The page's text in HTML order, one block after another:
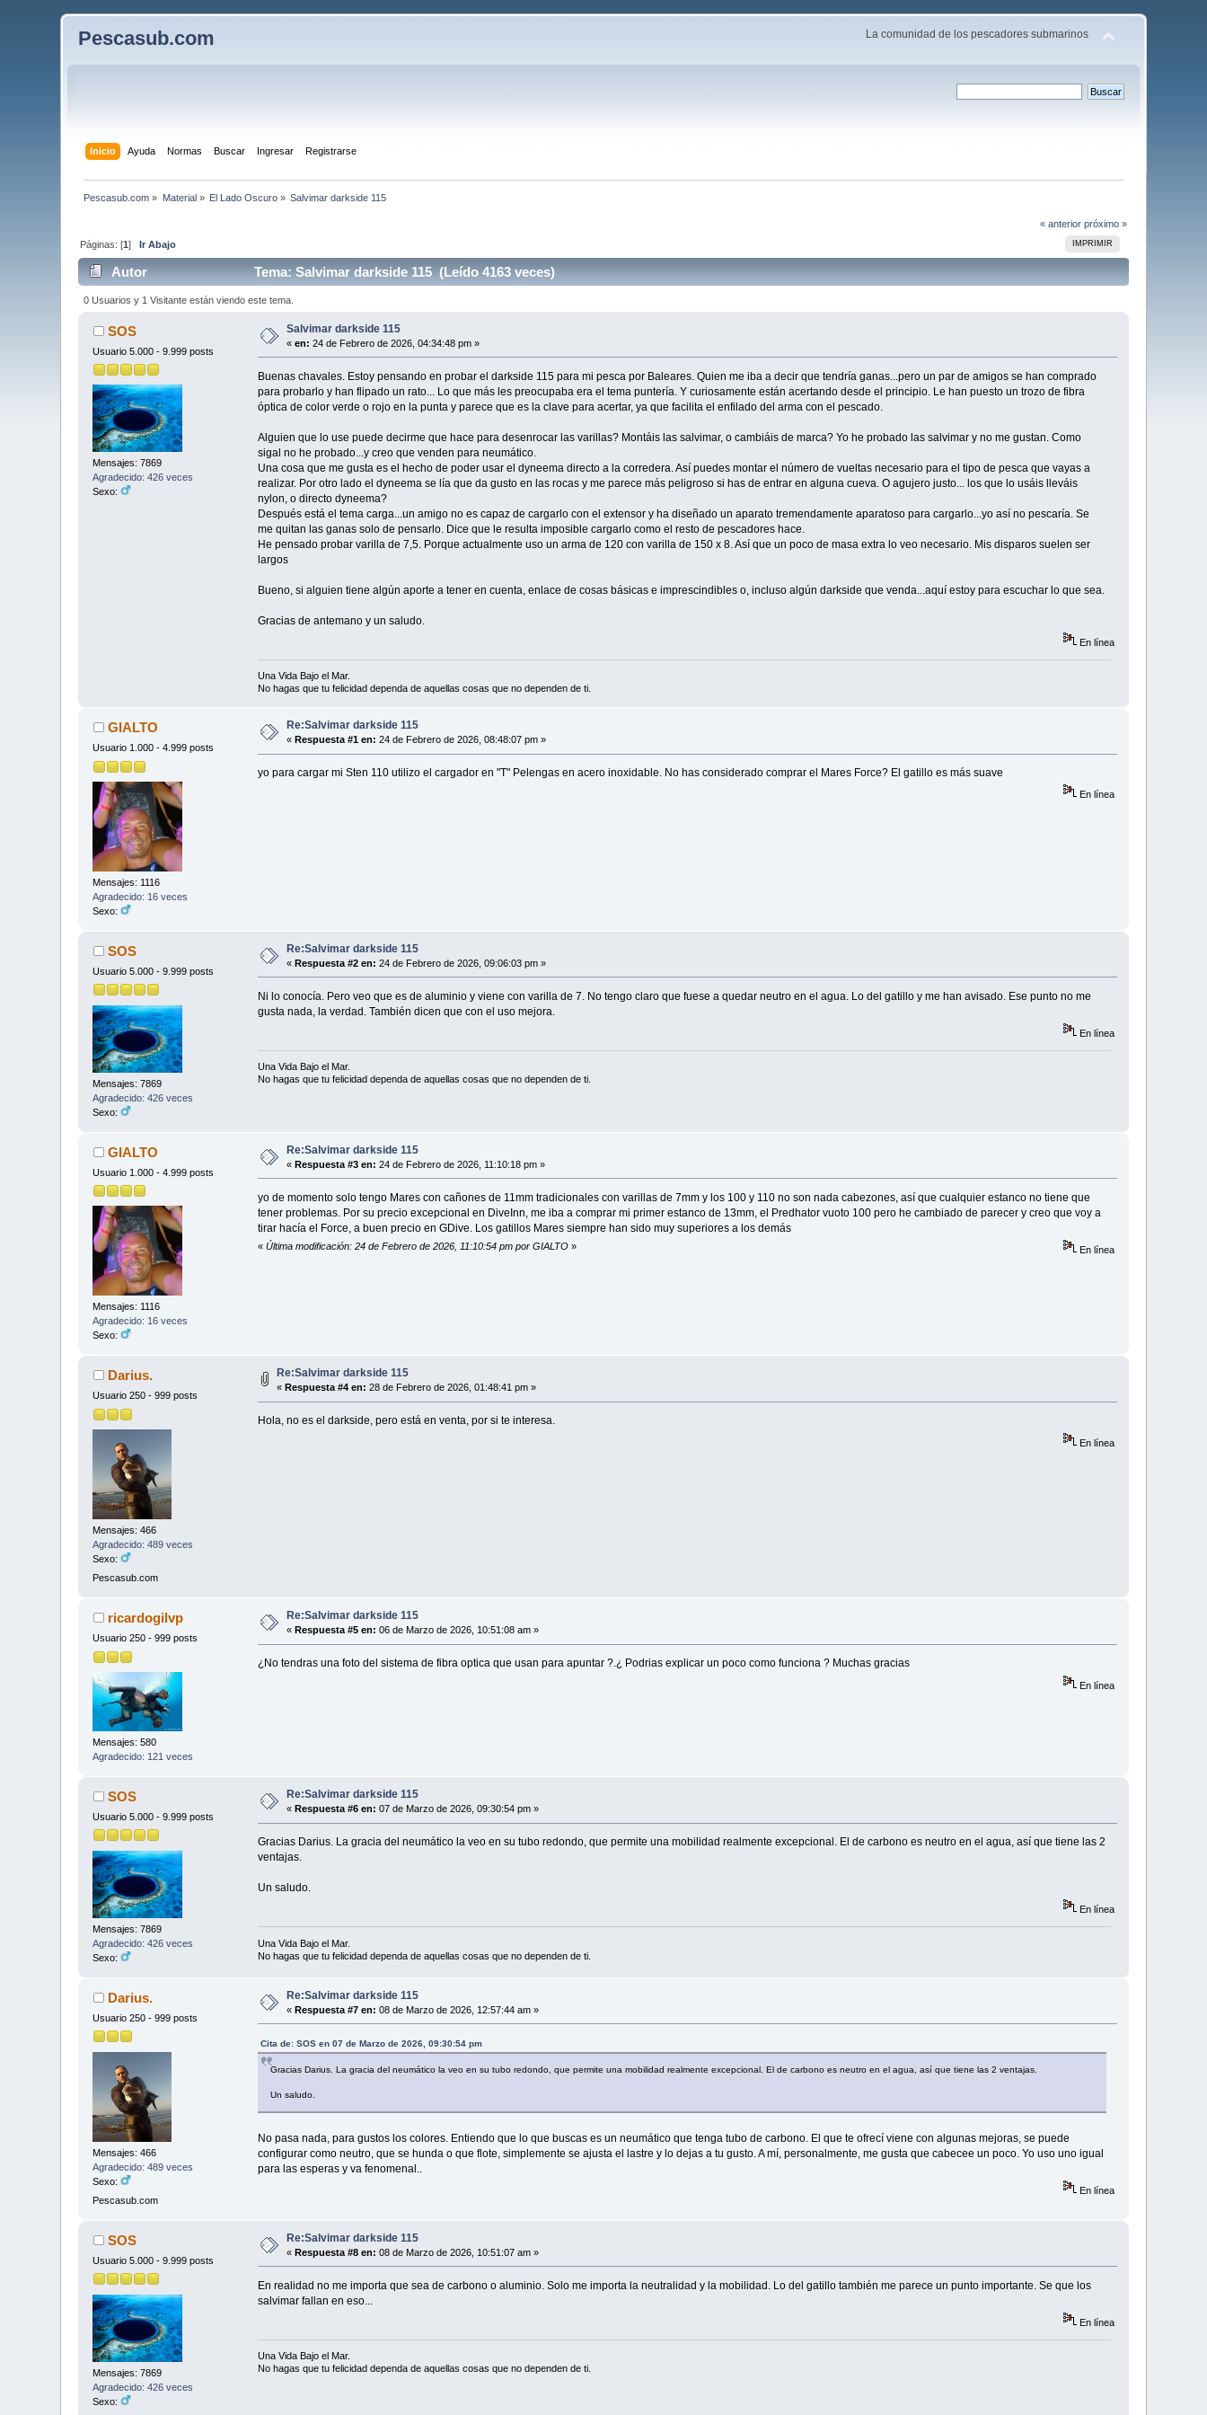
Pescasub.com La comunidad de los pescadores submarinos
Inicio Ayuda Normas Buscar Ingresar Registrarse
Pescasub.com » Material» El Lado Oscuro » Salvimar darkside 115
« anterior próximo »
IMPRIMIR
Páginas: [1]Ir Abajo
Autor Tema: Salvimar darkside 115 (Leído 4163 veces)
0 Usuarios y 1 Visitante están viendo este tema.
SOS
Usuario 5.000 - 9.999 posts
Mensajes: 7869
Agradecido: 426 veces
Sexo:
Salvimar darkside 115
«en: 24 de Febrero de 2026, 04:34:48 pm »
Buenas chavales. Estoy pensando en probar el darkside 115 para mi pesca por Baleares. Quien me iba a decir que tendría ganas...pero un par de amigos se han comprado
para probarlo y han flipado un rato... Lo que más les preocupaba era el tema puntería. Y curiosamente están acertando desde el principio. Le han puesto un trozo de fibra
óptica de color verde o rojo en la punta y parece que es la clave para acertar, ya que facilita el enfilado del arma con el pescado.
Alguien que lo use puede decirme que hace para desenrocar las varillas? Montáis las salvimar, o cambiáis de marca? Yo he probado las salvimar y no me gustan. Como
sigal no he probado...y creo que venden para neumático.
Una cosa que me gusta es el hecho de poder usar el dyneema directo a la corredera. Así puedes montar el número de vueltas necesario para el tipo de pesca que vayas a
realizar. Por otro lado el dyneema se lía que da gusto en las rocas y me parece más peligroso si has de entrar en alguna cueva. O agujero justo... los que lo usáis lleváis
nylon, o directo dyneema?
Después está el tema carga...un amigo no es capaz de cargarlo con el extensor y ha diseñado un aparato tremendamente aparatoso para cargarlo...yo así no pescaría. Se
me quitan las ganas solo de pensarlo. Dice que le resulta imposible cargarlo como el resto de pescadores hace.
He pensado probar varilla de 7,5. Porque actualmente uso un arma de 120 con varilla de 150 x 8. Así que un poco de masa extra lo veo necesario. Mis disparos suelen ser
largos
Bueno, si alguien tiene algún aporte a tener en cuenta, enlace de cosas básicas e imprescindibles o, incluso algún darkside que venda...aquí estoy para escuchar lo que sea.
Gracias de antemano y un saludo.
En línea
Una Vida Bajo el Mar.
No hagas que tu felicidad dependa de aquellas cosas que no dependen de ti.
GIALTO
Usuario 1.000 - 4.999 posts
Mensajes: 1116
Agradecido: 16 veces
Sexo:
Re:Salvimar darkside 115
« Respuesta #1 en: 24 de Febrero de 2026, 08:48:07 pm »
yo para cargar mi Sten 110 utilizo el cargador en "T" Pelengas en acero inoxidable. No has considerado comprar el Mares Force? El gatillo es más suave
En línea
SOS
Usuario 5.000 - 9.999 posts
Mensajes: 7869
Agradecido: 426 veces
Sexo:
Re:Salvimar darkside 115
«Respuesta #2 en: 24 de Febrero de 2026, 09:06:03 pm »
Ni lo conocía. Pero veo que es de aluminio y viene con varilla de 7. No tengo claro que fuese a quedar neutro en el agua. Lo del gatillo y me han avisado. Ese punto no me
gusta nada, la verdad. También dicen que con el uso mejora.
En línea
Una Vida Bajo el Mar.
No hagas que tu felicidad dependa de aquellas cosas que no dependen de ti.
GIALTO
Usuario 1.000 - 4.999 posts
Mensajes: 1116
Agradecido: 16 veces
Sexo:
Re:Salvimar darkside 115
«Respuesta #3 en: 24 de Febrero de 2026, 11:10:18 pm »
yo de momento solo tengo Mares con cañones de 11mm tradicionales con varillas de 7mm y los 100 y 110 no son nada cabezones, así que cualquier estanco no tiene que
tener problemas. Por su precio excepcional en DiveInn, me iba a comprar mi primer estanco de 13mm, el Predhator vuoto 100 pero he cambiado de parecer y creo que voy a
tirar hacía el Force, a buen precio en GDive. Los gatillos Mares siempre han sido muy superiores a los demás
« Última modificación: 24 de Febrero de 2026, 11:10:54 pm por GIALTO» En línea
Darius.
Usuario 250 - 999 posts
Mensajes: 466
Agradecido: 489 veces
Sexo:
Pescasub.com
Re:Salvimar darkside 115
« Respuesta #4 en: 28 de Febrero de 2026, 01:48:41 pm »
Hola, no es el darkside, pero está en venta, por si te interesa.
En línea
ricardogilvp
Usuario 250 - 999 posts
Mensajes: 580
Agradecido: 121 veces
Re:Salvimar darkside 115
« Respuesta #5 en: 06 de Marzo de 2026, 10:51:08 am »
¿No tendras una foto del sistema de fibra optica que usan para apuntar ?.¿ Podrias explicar un poco como funciona ? Muchas gracias
En línea
SOS
Usuario 5.000 - 9.999 posts
Mensajes: 7869
Agradecido: 426 veces
Sexo:
Re:Salvimar darkside 115
« Respuesta #6 en: 07 de Marzo de 2026, 09:30:54 pm »
Gracias Darius. La gracia del neumático la veo en su tubo redondo, que permite una mobilidad realmente excepcional. El de carbono es neutro en el agua, así que tiene las 2
ventajas.
Un saludo.
En línea
Una Vida Bajo el Mar.
No hagas que tu felicidad dependa de aquellas cosas que no dependen de ti.
Darius.
Usuario 250 - 999 posts
Mensajes: 466
Agradecido: 489 veces
Sexo:
Pescasub.com
Re:Salvimar darkside 115
«Respuesta #7 en: 08 de Marzo de 2026, 12:57:44 am »
Cita de: SOS en 07 de Marzo de 2026, 09:30:54 pm
Gracias Darius. La gracia del neumático la veo en su tubo redondo, que permite una mobilidad realmente excepcional. El de carbono es neutro en el agua, así que tiene las 2 ventajas.
Un saludo.
No pasa nada, para gustos los colores. Entiendo que lo que buscas es un neumático que tenga tubo de carbono. El que te ofrecí viene con algunas mejoras, se puede
configurar como neutro, que se hunda o que flote, simplemente se ajusta el lastre y lo dejas a tu gusto. A mí, personalmente, me gusta que cabecee un poco. Yo uso uno igual
para las esperas y va fenomenal..
En línea
SOS
Usuario 5.000 - 9.999 posts
Mensajes: 7869
Agradecido: 426 veces
Sexo:
Re:Salvimar darkside 115
«Respuesta #8 en: 08 de Marzo de 2026, 10:51:07 am »
En realidad no me importa que sea de carbono o aluminio. Solo me importa la neutralidad y la mobilidad. Lo del gatillo también me parece un punto importante. Se que los
salvimar fallan en eso...
En línea
Una Vida Bajo el Mar.
No hagas que tu felicidad dependa de aquellas cosas que no dependen de ti.